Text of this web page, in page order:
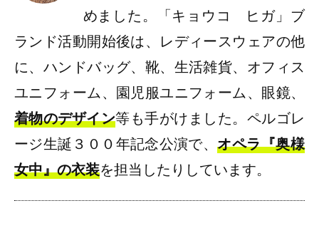
めました。「キョウコ ヒガ」ブ
ランド活動開始後は、レディースウェアの他
に、ハンドバッグ、靴、生活雑貨、オフィス
ユニフォーム、園児服ユニフォーム、眼鏡、
着物のデザイン等も手がけました。ペルゴレ
ージ生誕３００年記念公演で、 オペラ『奥様
女中』の衣装を担当したりしています。